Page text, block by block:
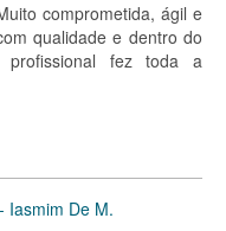
comprometida, ágil e
qualidade e dentro do
profissional fez toda a
Iasmim De M.